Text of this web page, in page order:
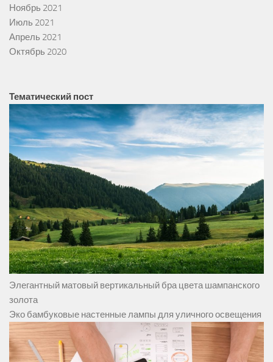
Ноябрь 2021
Июль 2021
Апрель 2021
Октябрь 2020
Тематический пост
Элегантный матовый вертикальный бра цвета шампанского
золота
Эко бамбуковые настенные лампы для уличного освещения